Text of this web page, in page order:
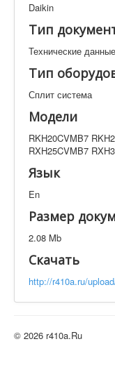
Новости
Контакты
Техническая
RKH20CVMB7
Искать
Производитель
Элементов на
Daikin
Тип
Технические данные
Тип
Сплит система
Модели
RKH20CVMB7
RXH25CVMB7
Язык
En
Размер
2.08 Mb
Скачать
http://r410a.ru/
© 2026 r410a.Ru